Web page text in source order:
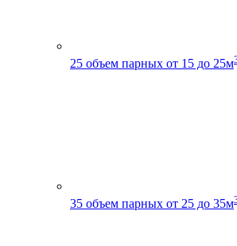
25 объем парных от 15 до 25м
35 объем парных от 25 до 35м